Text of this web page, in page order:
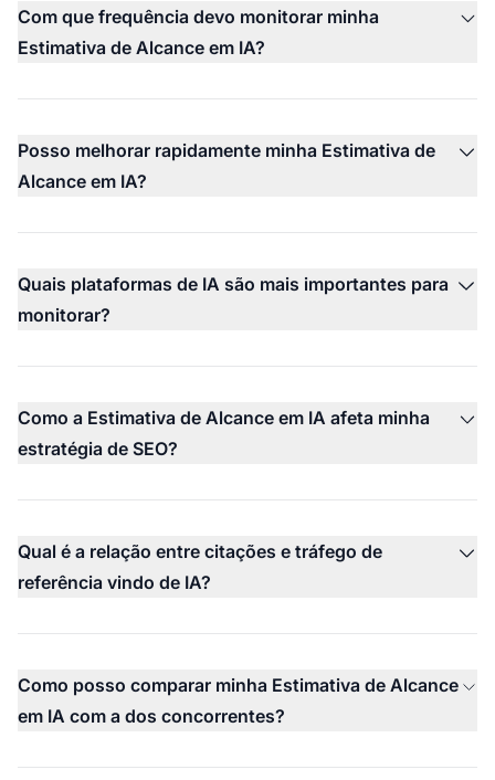
Com que frequência devo monitorar minha
Estimativa de Alcance em IA?
Posso melhorar rapidamente minha Estimativa de
Alcance em IA?
Quais plataformas de IA são mais importantes para
monitorar?
Como a Estimativa de Alcance em IA afeta minha
estratégia de SEO?
Qual é a relação entre citações e tráfego de
referência vindo de IA?
Como posso comparar minha Estimativa de Alcance
em IA com a dos concorrentes?